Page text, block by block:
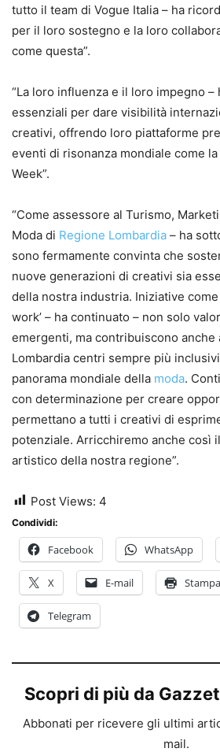
tutto il team di Vogue Italia – ha
per il loro sostegno e la loro
come questa”.
“La loro influenza e il loro impegno –
essenziali per dare visibilità
creativi, offrendo loro piattaforme
eventi di risonanza mondiale come
Week”.
“Come assessore al Turismo,
Moda di Regione Lombardia – ha
sono fermamente convinta che
nuove generazioni di creativi sia
della nostra industria. Iniziative come
work’ – ha continuato – non solo
emergenti, ma contribuiscono anche
Lombardia centri sempre più
panorama mondiale della moda.
con determinazione per creare
permettano a tutti i creativi di
potenziale. Arricchiremo anche così
artistico della nostra regione”.
Post Views: 4
Condividi:
Facebook WhatsApp
X E-mail Stampa
Telegram
Scopri di più da
Abbonati per ricevere gli ultimi
mail.